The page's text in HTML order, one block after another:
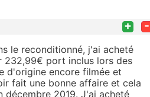
+ -
le reconditionné, j'ai acheté
232,99€ port inclus lors des
d'origine encore filmée et
fait une bonne affaire et cela
décembre 2019. J'ai acheté